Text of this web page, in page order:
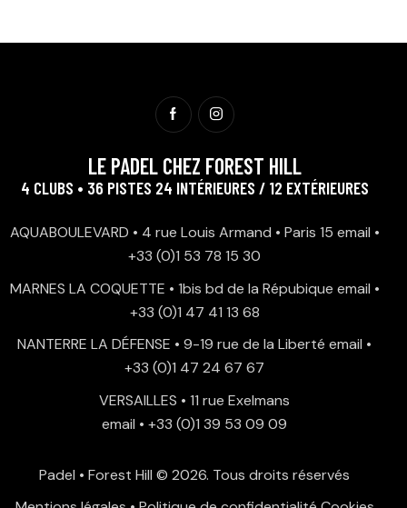
LE PADEL CHEZ FOREST HILL
4 CLUBS • 36 PISTES 24 INTÉRIEURES / 12 EXTÉRIEURES
AQUABOULEVARD • 4 rue Louis Armand • Paris 15 email •
+33 (0)1 53 78 15 30
MARNES LA COQUETTE • 1bis bd de la Répubique email •
+33 (0)1 47 41 13 68
NANTERRE LA DÉFENSE • 9-19 rue de la Liberté email •
+33 (0)1 47 24 67 67
VERSAILLES • 11 rue Exelmans
email • +33 (0)1 39 53 09 09
Padel • Forest Hill © 2026. Tous droits réservés